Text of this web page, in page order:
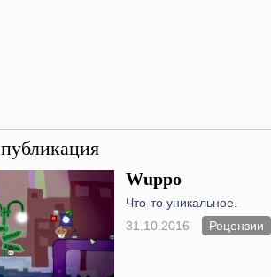
Wuppo
Что-то уникальное.
31.10.2016
Рецензии